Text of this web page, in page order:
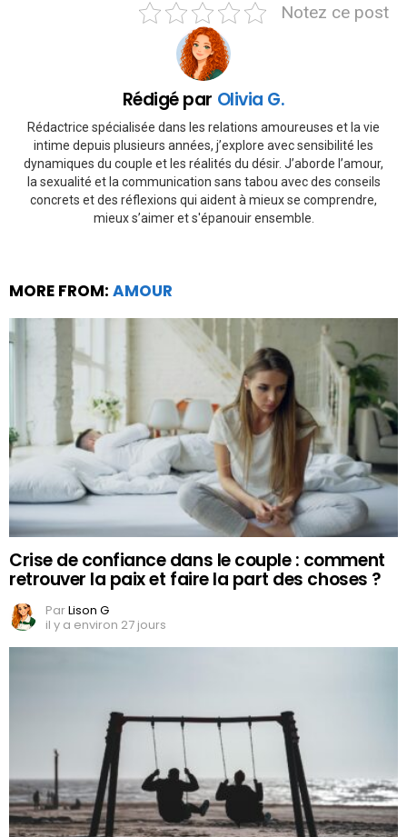
Notez ce post
Rédigé par Olivia G.
Rédactrice spécialisée dans les relations amoureuses et la vie
intime depuis plusieurs années, j’explore avec sensibilité les
dynamiques du couple et les réalités du désir. J’aborde l’amour,
la sexualité et la communication sans tabou avec des conseils
concrets et des réflexions qui aident à mieux se comprendre,
mieux s’aimer et s'épanouir ensemble.
MORE FROM: AMOUR
Crise de confiance dans le couple : comment
retrouver la paix et faire la part des choses ?
ParLison G
il y a environ 27 jours